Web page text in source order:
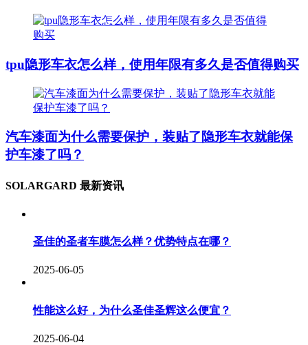
tpu隐形车衣怎么样，使用年限有多久是否值得购买
汽车漆面为什么需要保护，装贴了隐形车衣就能保
护车漆了吗？
SOLARGARD 最新资讯
圣佳的圣者车膜怎么样？优势特点在哪？
2025-06-05
性能这么好，为什么圣佳圣辉这么便宜？
2025-06-04